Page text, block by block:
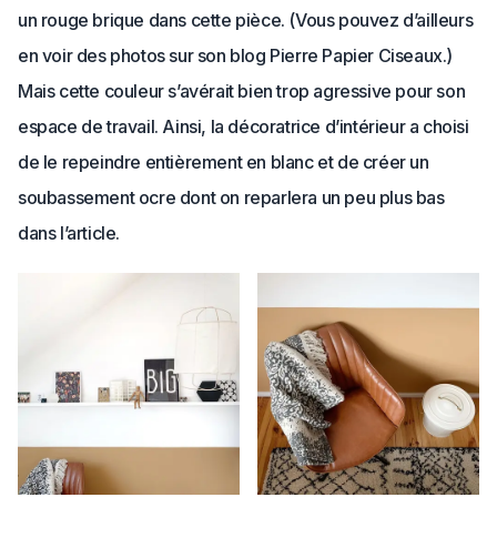
un rouge brique dans cette pièce. (Vous pouvez d’ailleurs
en voir des photos sur son blog Pierre Papier Ciseaux.)
Mais cette couleur s’avérait bien trop agressive pour son
espace de travail. Ainsi, la décoratrice d’intérieur a choisi
de le repeindre entièrement en blanc et de créer un
soubassement ocre dont on reparlera un peu plus bas
dans l’article.